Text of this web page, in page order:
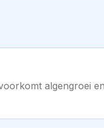
algengroei